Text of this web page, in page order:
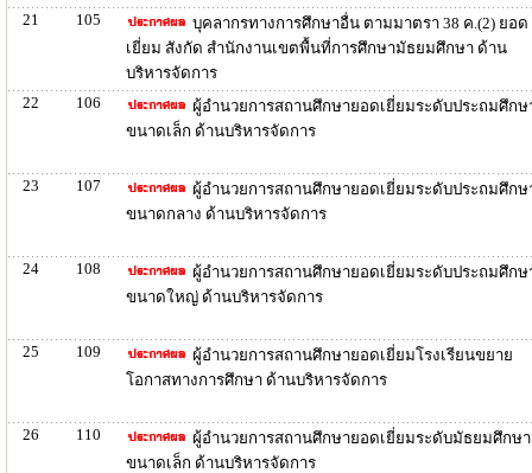
21
105
บุคลากรทางการศึกษาอื่น ตามมาตรา 38 ค.(2) ยอด
เยี่ยม สังกัด สำนักงานเขตพื้นที่การศึกษามัธยมศึกษา ด้าน
บริหารจัดการ
22
106
ผู้อำนวยการสถานศึกษายอดเยี่ยมระดับประถมศึกษ
ขนาดเล็ก ด้านบริหารจัดการ
23 107
ผู้อำนวยการสถานศึกษายอดเยี่ยมระดับประถมศึกษ
ขนาดกลาง ด้านบริหารจัดการ
24 108
ผู้อำนวยการสถานศึกษายอดเยี่ยมระดับประถมศึกษ
ขนาดใหญ่ ด้านบริหารจัดการ
25 109
ผู้อำนวยการสถานศึกษายอดเยี่ยมโรงเรียนขยาย
โอกาสทางการศึกษา ด้านบริหารจัดการ
26 110
ผู้อำนวยการสถานศึกษายอดเยี่ยมระดับมัธยมศึกษา
ขนาดเล็ก ด้านบริหารจัดการ